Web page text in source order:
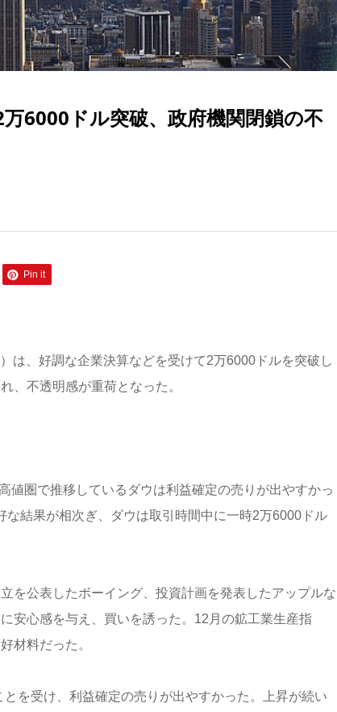
6000ドル突破、政府機関閉鎖の不
Pin it
は、好調な企業決算などを受けて2万6000ドルを突破し
、不透明感が重荷となった。
値圏で推移しているダウは利益確定の売りが出やすかっ
結果が相次ぎ、ダウは取引時間中に一時2万6000ドル
を公表したボーイング、投資計画を発表したアップルな
安心感を与え、買いを誘った。12月の鉱工業生産指
材料だった。
を受け、利益確定の売りが出やすかった。上昇が続い